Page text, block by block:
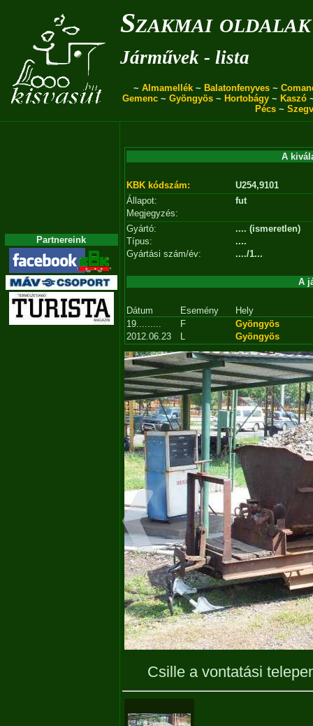
Szakmai oldalak
Járművek - lista
~ Almamellék ~ Balatonfenyves ~
Gemenc ~ Gyöngyös ~ Hortobágy ~ Kaszó
Pécs ~
Partnereink
A
KBK kódszám:
U254,9101
Állapot:
fut
Megjegyzés:
Gyártó:
.... (ismeretlen)
Típus:
....
Gyártási szám/év:
..../1...
A
Dátum Esemény
Hely
19.........
F
Gyöngyös
2012.06.23
L Gyöngyös
Csille a vontatási